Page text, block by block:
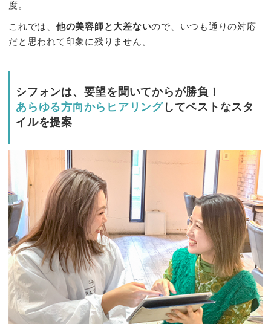
度。
これでは、 他の美容師と大差ないので、いつも通りの対応
だと思われて印象に残りません。
シフォンは、要望を聞いてからが勝負！
あらゆる方向からヒアリングしてベストなスタ
イルを提案